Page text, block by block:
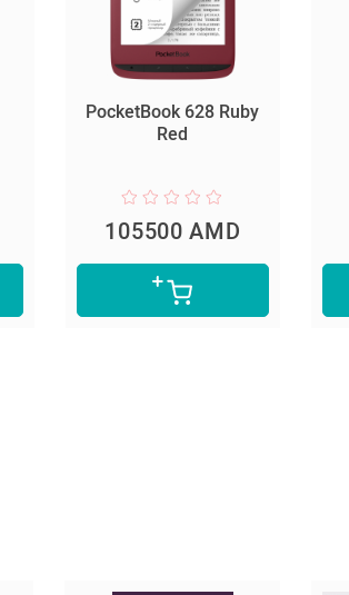
PocketBook 628 Ruby
Red
105500 AMD